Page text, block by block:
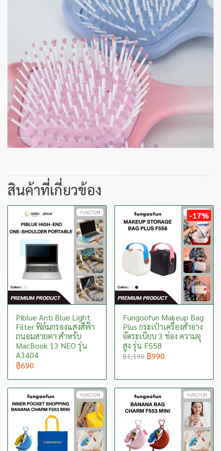
สินค้าที่เกี่ยวข้อง
Piblue Anti Blue Light
Filter ฟิล์มกรองแสงสีฟ้า
ถนอมสายตา สำหรับ
MacBook 13 NEO รุ่น
A3404
฿690
-17%
Fungoofun Makeup Bag
Plus กระเป๋าเครื่องสำอาง
จัดระเบียบ 3 ช่อง ความจุ
สูง รุ่น F558
฿1,190 ฿990